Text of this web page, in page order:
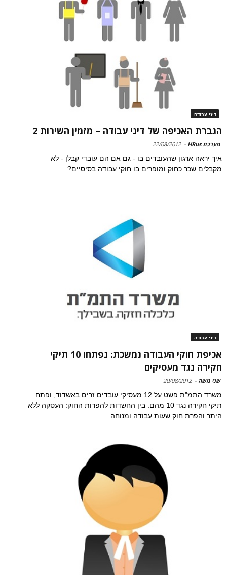
דיני עבודה
הגברת האכיפה של דיני עבודה – מזמין השירות 2
מערכת HRus -
22/08/2012
איך יראה ארגון שהעובדים בו - גם אם הם עובדי קבלן - לא
מקבלים שכר כחוק ומופרים בו חוקי עבודה בסיסיים?
דיני עבודה
אכיפת חוקי העבודה נמשכת: נפתחו 10 תיקי
חקירה נגד מעסיקים
שני משה -
20/08/2012
משרד התמ"ת פשט על 12 מעסיקי עובדים זרים באשדוד, ופתח
תיקי חקירה נגד 10 מהם. בין החשדות להפרות החוק: העסקה ללא
היתר והפרת חוק שעות עבודה ומנוחה